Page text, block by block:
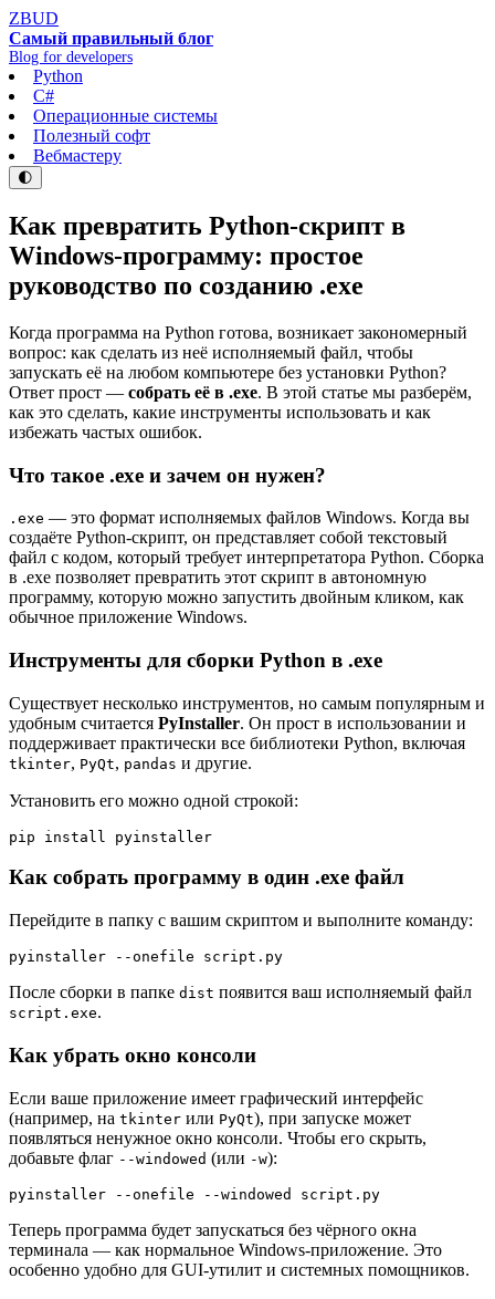
ZBUD
Самый правильный блог
Blog for developers
Python
C#
Операционные системы
Полезный софт
Вебмастеру
🌓
Как превратить Python-скрипт в
Windows-программу: простое
руководство по созданию .exe
Когда программа на Python готова, возникает закономерный
вопрос: как сделать из неё исполняемый файл, чтобы
запускать её на любом компьютере без установки Python?
Ответ прост — собрать её в .exe. В этой статье мы разберём,
как это сделать, какие инструменты использовать и как
избежать частых ошибок.
Что такое .exe и зачем он нужен?
.exe — это формат исполняемых файлов Windows. Когда вы
создаёте Python-скрипт, он представляет собой текстовый
файл с кодом, который требует интерпретатора Python. Сборка
в .exe позволяет превратить этот скрипт в автономную
программу, которую можно запустить двойным кликом, как
обычное приложение Windows.
Инструменты для сборки Python в .exe
Существует несколько инструментов, но самым популярным и
удобным считается PyInstaller. Он прост в использовании и
поддерживает практически все библиотеки Python, включая
tkinter, PyQt, pandas и другие.
Установить его можно одной строкой:
pip install pyinstaller
Как собрать программу в один .exe файл
Перейдите в папку с вашим скриптом и выполните команду:
pyinstaller --onefile script.py
После сборки в папке dist появится ваш исполняемый файл
script.exe.
Как убрать окно консоли
Если ваше приложение имеет графический интерфейс
(например, на tkinter или PyQt), при запуске может
появляться ненужное окно консоли. Чтобы его скрыть,
добавьте флаг --windowed (или -w):
pyinstaller --onefile --windowed script.py
Теперь программа будет запускаться без чёрного окна
терминала — как нормальное Windows-приложение. Это
особенно удобно для GUI-утилит и системных помощников.